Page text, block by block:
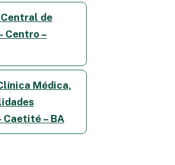
de
Centro –
Médica,
Caetité – BA